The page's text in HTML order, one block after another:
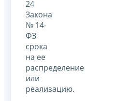
24
Закона
№ 14-
ФЗ
срока
на ее
распределение
или
реализацию.